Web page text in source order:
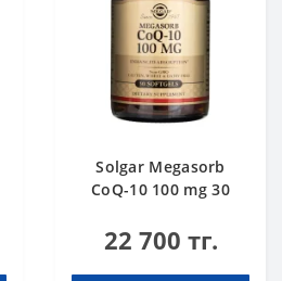
Solgar Megasorb
CoQ-10 100 mg 30
22 700 тг.